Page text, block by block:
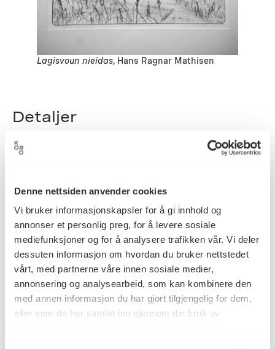
Denne nettsiden anvender cookies
Vi bruker informasjonskapsler for å gi innhold og
annonser et personlig preg, for å levere sosiale
mediefunksjoner og for å analysere trafikken vår. Vi deler
dessuten informasjon om hvordan du bruker nettstedet
vårt, med partnerne våre innen sosiale medier,
annonsering og analysearbeid, som kan kombinere den
med annen informasjon du har gjort tilgjengelig for dem,
eller som de har samlet inn gjennom din bruk av
Lagisvoun nieidas, Hans Ragnar Mathisen
Detaljer
Kunstner Hans Ragnar Mathisen
Kategori Grafikk
Teknikk og
–